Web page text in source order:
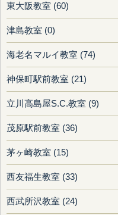
東大阪教室 (60)
津島教室 (0)
海老名マルイ教室 (74)
神保町駅前教室 (21)
立川高島屋S.C.教室 (9)
茂原駅前教室 (36)
茅ヶ崎教室 (15)
西友福生教室 (33)
西武所沢教室 (24)